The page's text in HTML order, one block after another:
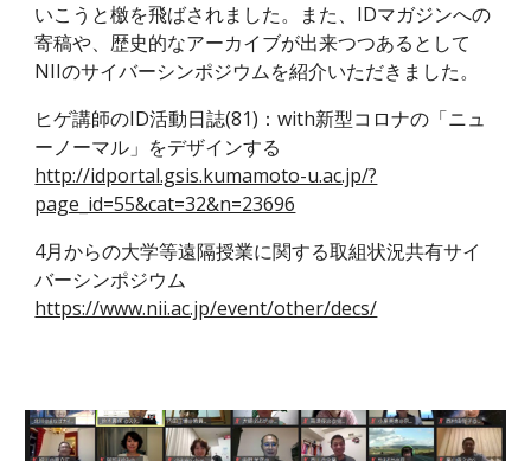
いこうと檄を飛ばされました。また、IDマガジンへの
寄稿や、歴史的なアーカイブが出来つつあるとして
NIIのサイバーシンポジウムを紹介いただきました。
ヒゲ講師のID活動日誌(81)：with新型コロナの「ニュ
ーノーマル」をデザインする
http://idportal.gsis.kumamoto-u.ac.jp/?
page_id=55&cat=32&n=23696
4月からの大学等遠隔授業に関する取組状況共有サイ
バーシンポジウム
https://www.nii.ac.jp/event/other/decs/